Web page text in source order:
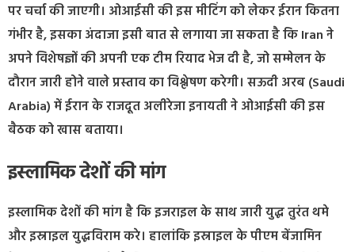
पर चर्चा की जाएगी। ओआईसी की इस मीटिंग को लेकर ईरान कितना
गंभीर है, इसका अंदाजा इसी बात से लगाया जा सकता है कि Iran ने
अपने विशेषज्ञों की अपनी एक टीम रियाद भेज दी है, जो सम्मेलन के
दौरान जारी होने वाले प्रस्ताव का विश्लेषण करेगी। सऊदी अरब (Saudi
Arabia) में ईरान के राजदूत अलीरेजा इनायती ने ओआईसी की इस
बैठक को खास बताया।
इस्लामिक देशों की मांग
इस्लामिक देशों की मांग है कि इजराइल के साथ जारी युद्ध तुरंत थमे
और इस्राइल युद्धविराम करे। हालांकि इस्राइल के पीएम बेंजामिन